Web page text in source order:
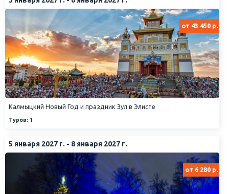
от 43 450 р.
Калмыцкий Новый Год и праздник Зул в Элисте
Туров: 1
5 января 2027 г. - 8 января 2027 г.
от 6 280 р.